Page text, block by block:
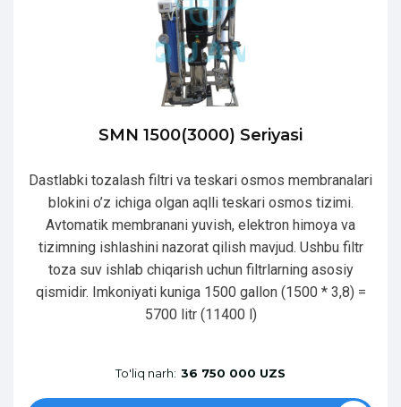
SMN 1500(3000) Seriyasi
Dastlabki tozalash filtri va teskari osmos membranalari
blokini o’z ichiga olgan aqlli teskari osmos tizimi.
Avtomatik membranani yuvish, elektron himoya va
tizimning ishlashini nazorat qilish mavjud. Ushbu filtr
toza suv ishlab chiqarish uchun filtrlarning asosiy
qismidir. Imkoniyati kuniga 1500 gallon (1500 * 3,8) =
5700 litr (11400 l)
To'liq narh: 36 750 000 UZS